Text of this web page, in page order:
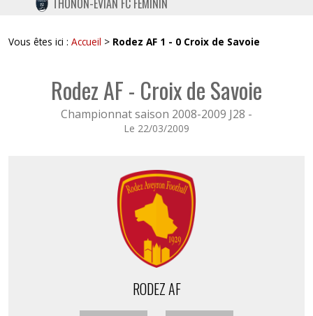
TWITTER
INSTAGRAM
THONON-EVIAN FC FÉMININ
Vous êtes ici : Accueil > Rodez AF 1 - 0 Croix de Savoie
Rodez AF - Croix de Savoie
Championnat saison 2008-2009 J28 -
Le 22/03/2009
RODEZ AF